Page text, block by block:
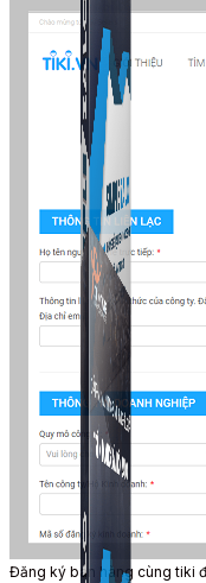
Simple Zalo
Hỗ trợ kết bạn,
Zalo.
Simple UID
Quét UID
sách tương tác
Đăng ký bán hàng cùng tiki